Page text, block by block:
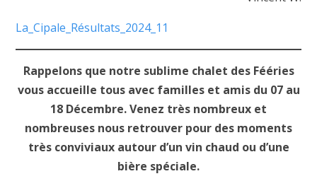
La_Cipale_Résultats_2024_11
Rappelons que notre sublime chalet des Fééries
vous accueille tous avec familles et amis du 07 au
18 Décembre. Venez très nombreux et
nombreuses nous retrouver pour des moments
très conviviaux autour d’un vin chaud ou d’une
bière spéciale.